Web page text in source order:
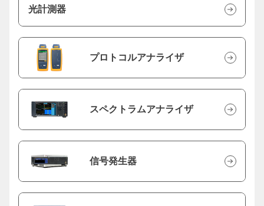
光計測器
プロトコルアナライザ
スペクトラムアナライザ
信号発生器